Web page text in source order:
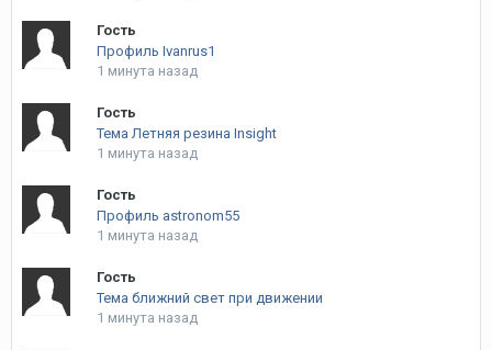
Гость
Профиль Ivanrus1
1 минута назад
Гость
Тема Летняя резина Insight
1 минута назад
Гость
Профиль astronom55
1 минута назад
Гость
Тема ближний свет при движении
1 минута назад